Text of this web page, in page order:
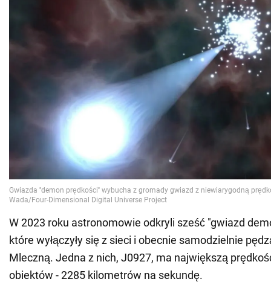
W 2023 roku astronomowie odkryli sześć "gwiazd
które wyłączyły się z sieci i obecnie samodzielnie
Mleczną. Jedna z nich, J0927, ma największą
obiektów - 2285 kilometrów na sekundę.